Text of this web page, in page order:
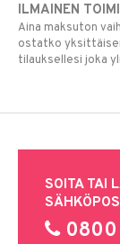
ILMAINEN
Aina maksuton
ostatko
tilauksellesi joka
SOITA TAI
0800